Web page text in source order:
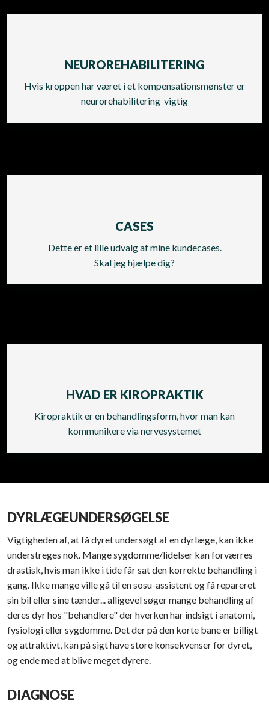
NEUROREHABILITERING​
Hvis kroppen har været i et kompensationsmønster er
neurorehabilitering vigtig
CASES
Dette er et lille udvalg af mine kundecases.
​Skal jeg hjælpe dig?
HVAD ER KIROPRAKTIK
Kiropraktik er en behandlingsform, hvor man kan
kommunikere via nervesystemet
DYRLÆGEUNDERSØGELSE
Vigtigheden af, at få dyret undersøgt af en dyrlæge, kan ikke
understreges nok. Mange sygdomme/lidelser kan forværres
drastisk, hvis man ikke i tide får sat den korrekte behandling i
gang. Ikke mange ville gå til en sosu-assistent og få repareret
sin bil eller sine tænder... alligevel søger mange behandling af
deres dyr hos "behandlere" der hverken har indsigt i anatomi,
fysiologi eller sygdomme. Det der på den korte bane er billigt
og attraktivt, kan på sigt have store konsekvenser for dyret,
og ende med at blive meget dyrere.
DIAGNOSE